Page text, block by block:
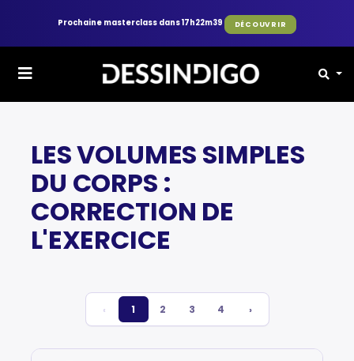
Prochaine masterclass dans 17h22m39 DÉCOUVRIR
LES VOLUMES SIMPLES
DU CORPS :
CORRECTION DE
L'EXERCICE
‹ 1 2 3 4 ›